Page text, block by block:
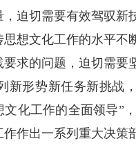
迫切需要有效驾驭
想文化工作的水平
求的问题，迫切需
新形势新任务新挑战
化工作的全面领导
作出一系列重大决